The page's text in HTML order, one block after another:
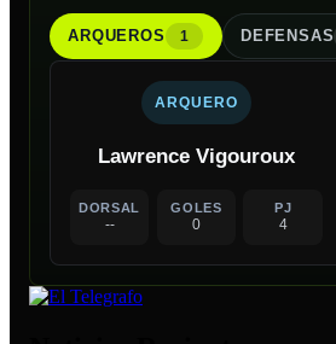
ARQUEROS 1 DEFENSAS
ARQUERO
Lawrence Vigouroux
DORSAL
--
GOLES
0
PJ
4